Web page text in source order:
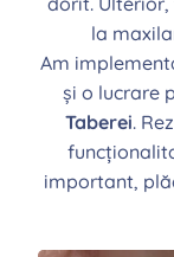
la
Am
și o lucrare
Taberei.
important,